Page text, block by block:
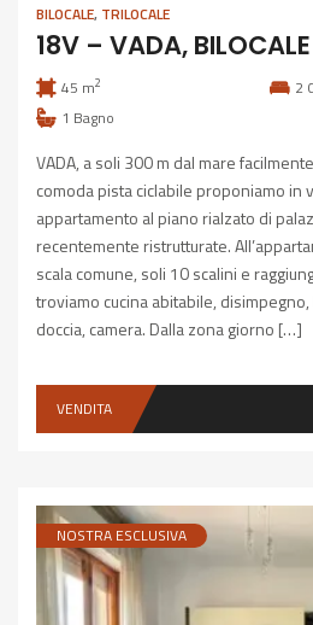
BILOCALE, TRILOCALE
45 m2 2
1 Bagno
VADA, a soli 300 m dal mare
comoda pista ciclabile proponiamo in
appartamento al piano rialzato di
recentemente ristrutturate.
scala comune, soli 10 scalini e
troviamo cucina abitabile,
doccia, camera. Dalla zona giorno […]
VENDITA
NOSTRA ESCLUSIVA